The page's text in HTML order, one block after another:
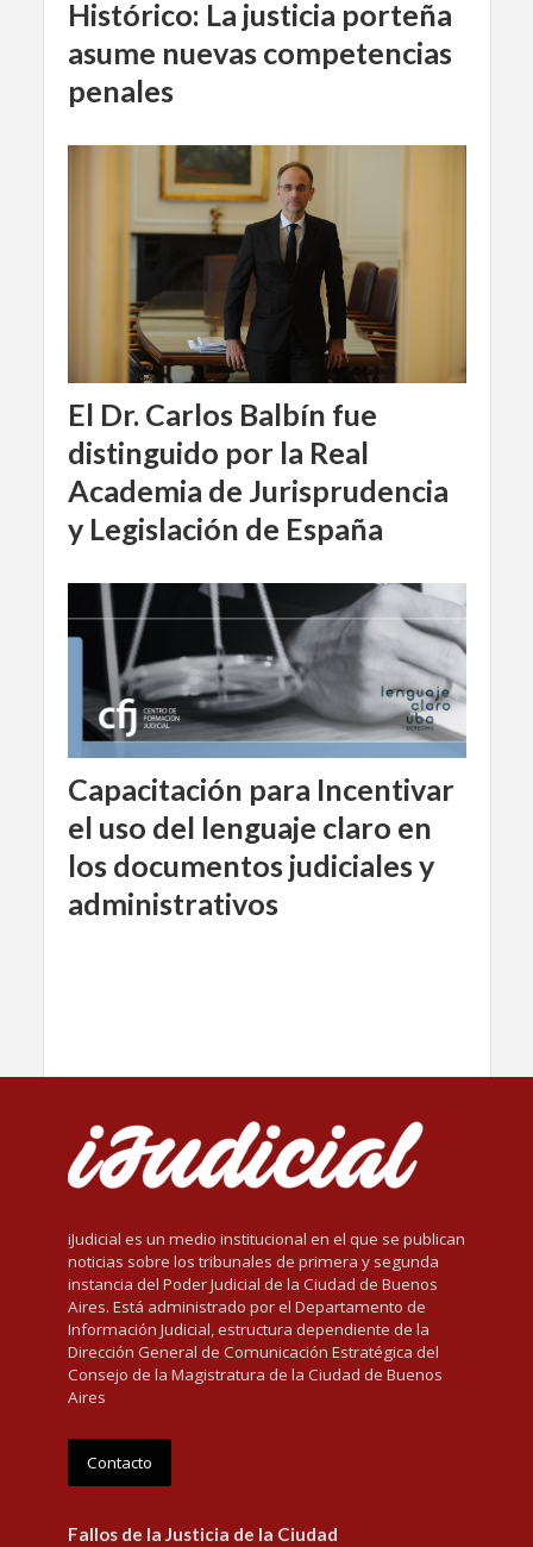
Histórico: La justicia porteña
asume nuevas competencias
penales
El Dr. Carlos Balbín fue
distinguido por la Real
Academia de Jurisprudencia
y Legislación de España
Capacitación para Incentivar
el uso del lenguaje claro en
los documentos judiciales y
administrativos
iJudicial es un medio institucional en el que se publican
noticias sobre los tribunales de primera y segunda
instancia del Poder Judicial de la Ciudad de Buenos
Aires. Está administrado por el Departamento de
Información Judicial, estructura dependiente de la
Dirección General de Comunicación Estratégica del
Consejo de la Magistratura de la Ciudad de Buenos
Aires
Contacto
Fallos de la Justicia de la Ciudad